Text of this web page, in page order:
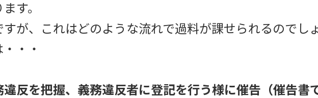
す。
が、これはどのような流れで過料が課せられるのでしょ
・・
反を把握、義務違反者に登記を行う様に催告（催告書